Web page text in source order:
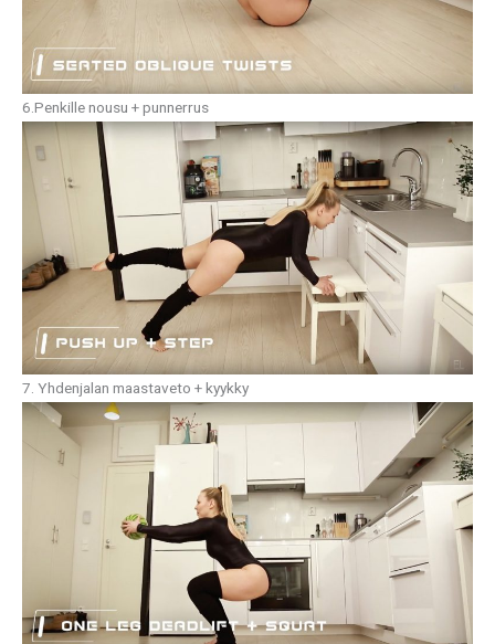
6.Penkille nousu + punnerrus
7. Yhdenjalan maastaveto + kyykky